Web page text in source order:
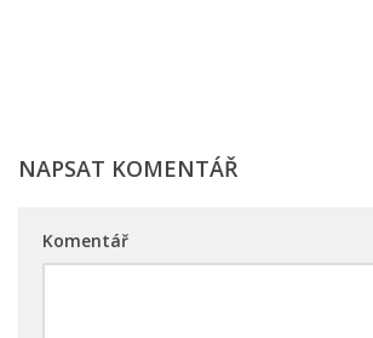
NAPSAT KOMENTÁŘ
Komentář